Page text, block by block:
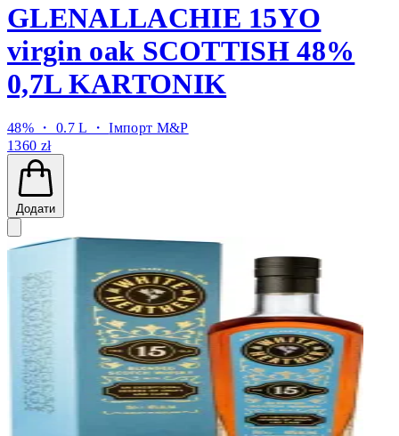
GLENALLACHIE 15YO
virgin oak SCOTTISH 48%
0,7L KARTONIK
48% ・ 0.7 L ・Імпорт M&P
1360 zł
Додати